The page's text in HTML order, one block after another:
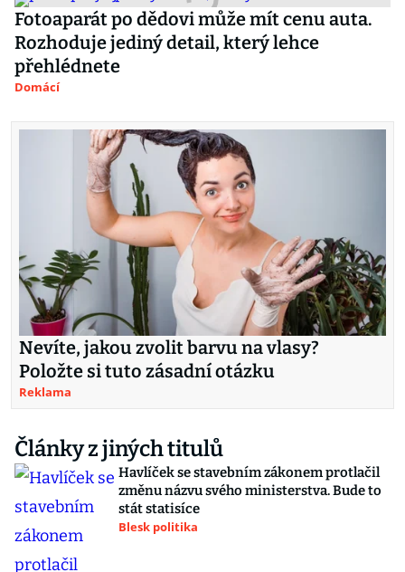
Fotoaparát po dědovi může mít cenu auta.
Rozhoduje jediný detail, který lehce
přehlédnete
Domácí
Nevíte, jakou zvolit barvu na vlasy?
Položte si tuto zásadní otázku
Reklama
Články z jiných titulů
Havlíček se stavebním zákonem protlačil
změnu názvu svého ministerstva. Bude to
stát statisíce
Blesk politika